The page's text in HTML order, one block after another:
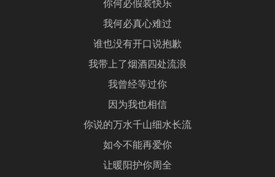
你何必假装快乐
我何必真心难过
谁也没有开口说抱歉
我带上了烟酒四处流浪
我曾经等过你
因为我也相信
你说的万水千山细水长流
如今不能再爱你
让暖阳护你周全